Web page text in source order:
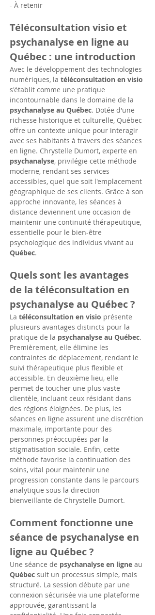
- À retenir
Téléconsultation visio et
psychanalyse en ligne au
Québec : une introduction
Avec le développement des technologies
numériques, la téléconsultation en visio
s'établit comme une pratique
incontournable dans le domaine de la
psychanalyse au Québec. Dotée d'une
richesse historique et culturelle, Québec
offre un contexte unique pour interagir
avec ses habitants à travers des séances
en ligne. Chrystelle Dumort, experte en
psychanalyse, privilégie cette méthode
moderne, rendant ses services
accessibles, quel que soit l'emplacement
géographique de ses clients. Grâce à son
approche innovante, les séances à
distance deviennent une occasion de
maintenir une continuité thérapeutique,
essentielle pour le bien-être
psychologique des individus vivant au
Québec.
Quels sont les avantages
de la téléconsultation en
psychanalyse au Québec ?
La téléconsultation en visio présente
plusieurs avantages distincts pour la
pratique de la psychanalyse au Québec.
Premièrement, elle élimine les
contraintes de déplacement, rendant le
suivi thérapeutique plus flexible et
accessible. En deuxième lieu, elle
permet de toucher une plus vaste
clientèle, incluant ceux résidant dans
des régions éloignées. De plus, les
séances en ligne assurent une discrétion
maximale, importante pour des
personnes préoccupées par la
stigmatisation sociale. Enfin, cette
méthode favorise la continuation des
soins, vital pour maintenir une
progression constante dans le parcours
analytique sous la direction
bienveillante de Chrystelle Dumort.
Comment fonctionne une
séance de psychanalyse en
ligne au Québec ?
Une séance de psychanalyse en ligne au
Québec suit un processus simple, mais
structuré. La session débute par une
connexion sécurisée via une plateforme
approuvée, garantissant la